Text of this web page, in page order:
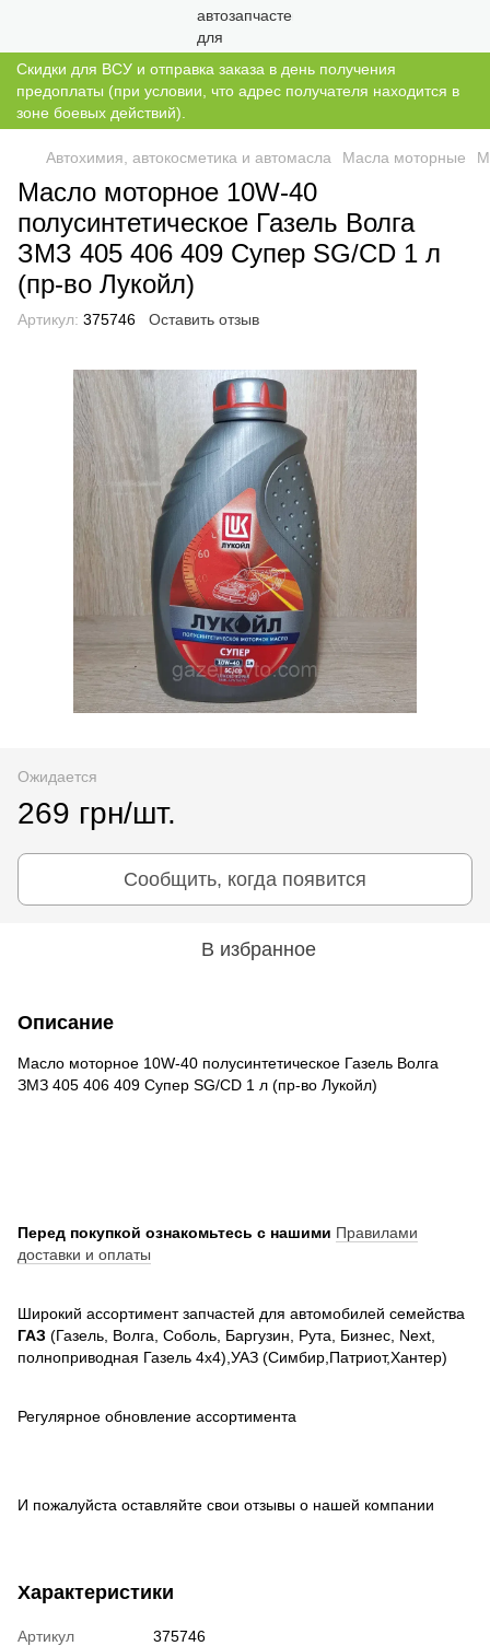
Скидки для ВСУ и отправка заказа в день получения
предоплаты (при условии, что адрес получателя находится в
зоне боевых действий).
Автохимия, автокосметика и автомасла Масла моторные
Масло моторное 10W-40
полусинтетическое Газель Волга
ЗМЗ 405 406 409 Супер SG/CD 1 л
(пр-во Лукойл)
Артикул: 375746 Оставить отзыв
Ожидается
269 грн/шт.
Сообщить, когда появится
В избранное
Описание
Масло моторное 10W-40 полусинтетическое Газель Волга
ЗМЗ 405 406 409 Супер SG/CD 1 л (пр-во Лукойл)
Перед покупкой ознакомьтесь с нашими Правилами
доставки и оплаты
Широкий ассортимент запчастей для автомобилей семейства
ГАЗ (Газель, Волга, Соболь, Баргузин, Рута, Бизнес, Next,
полноприводная Газель 4х4),УАЗ (Симбир,Патриот,Хантер)
Регулярное обновление ассортимента
И пожалуйста оставляйте свои отзывы о нашей компании
Характеристики
Артикул
375746